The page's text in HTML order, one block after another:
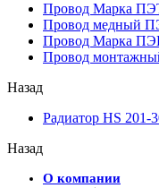
Провод Марка
Провод медный
Провод Марка
Провод
Назад
Радиатор HS 201-
Назад
О компании